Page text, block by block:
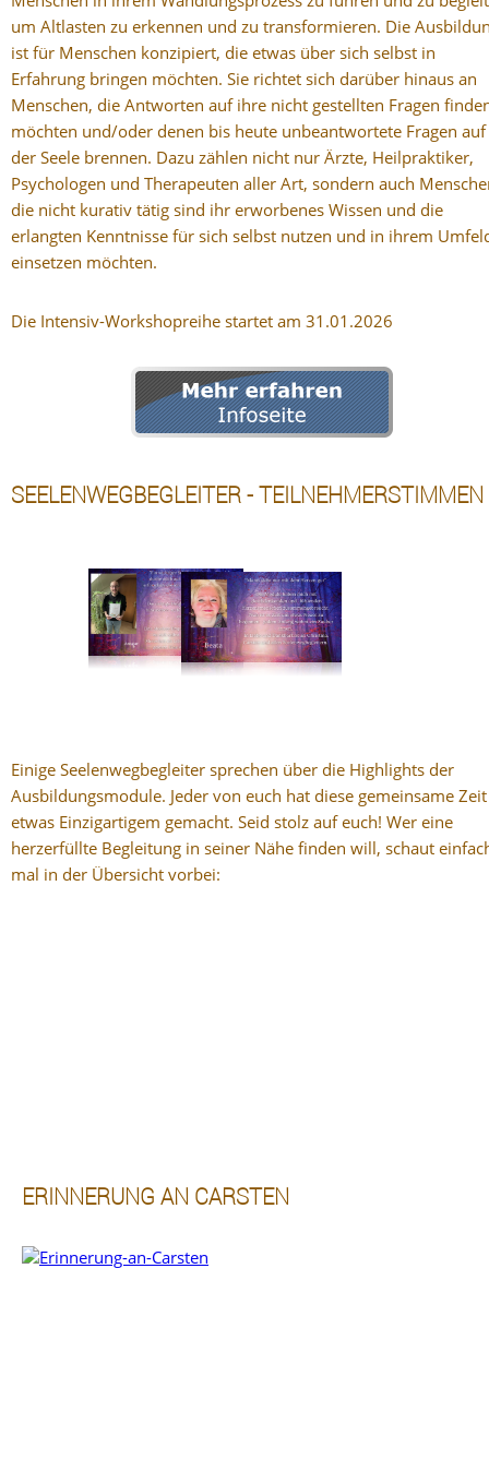
um Altlasten zu erkennen und zu transformieren. Die
ist für Menschen konzipiert, die etwas über sich selbst in
Erfahrung bringen möchten. Sie richtet sich darüber hinaus an
Menschen, die Antworten auf ihre nicht gestellten Fragen
möchten und/oder denen bis heute unbeantwortete Fragen auf
der Seele brennen. Dazu zählen nicht nur Ärzte, Heilpraktiker,
Psychologen und Therapeuten aller Art, sondern auch
die nicht kurativ tätig sind ihr erworbenes Wissen und die
erlangten Kenntnisse für sich selbst nutzen und in ihrem
einsetzen möchten.
Die Intensiv-Workshopreihe startet am 31.01.2026
SEELENWEGBEGLEITER - TEILNEHMERSTIMMEN
Einige Seelenwegbegleiter sprechen über die Highlights der
Ausbildungsmodule. Jeder von euch hat diese gemeinsame
etwas Einzigartigem gemacht. Seid stolz auf euch! Wer eine
herzerfüllte Begleitung in seiner Nähe finden will, schaut
mal in der Übersicht vorbei:
ERINNERUNG AN CARSTEN